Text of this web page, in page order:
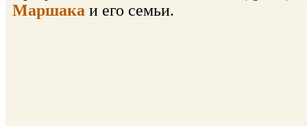
Маршака и его семьи.